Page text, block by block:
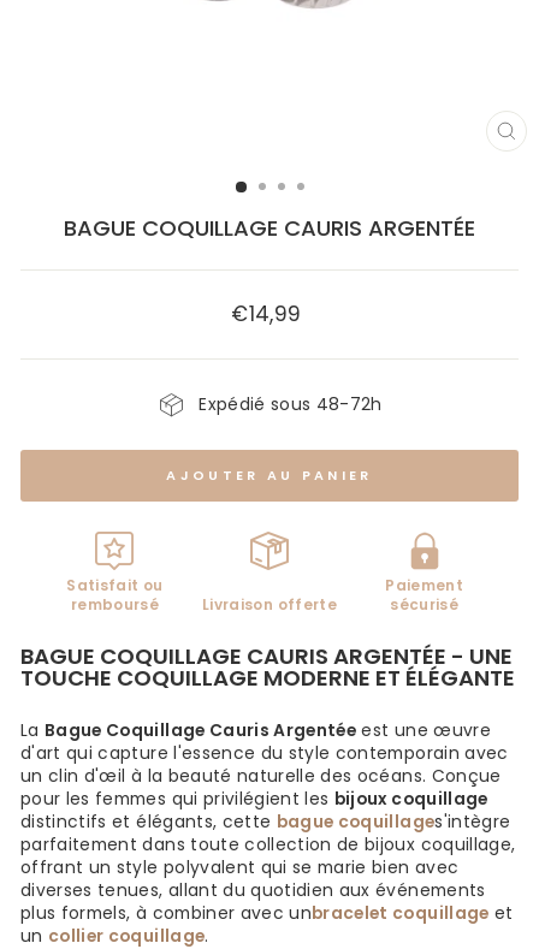
BAGUE COQUILLAGE CAURIS ARGENTÉE
Prix
€14,99
Expédié sous 48-72h
AJOUTER AU PANIER
Satisfait ou
remboursé
Livraison offerte
Paiement
sécurisé
BAGUE COQUILLAGE CAURIS ARGENTÉE - UNE
TOUCHE COQUILLAGE MODERNE ET ÉLÉGANTE
La Bague Coquillage Cauris Argentée est une œuvre
d'art qui capture l'essence du style contemporain avec
un clin d'œil à la beauté naturelle des océans. Conçue
pour les femmes qui privilégient les bijoux coquillage
distinctifs et élégants, cette bague coquillages'intègre
parfaitement dans toute collection de bijoux coquillage,
offrant un style polyvalent qui se marie bien avec
diverses tenues, allant du quotidien aux événements
plus formels, à combiner avec unbracelet coquillage et
un collier coquillage.